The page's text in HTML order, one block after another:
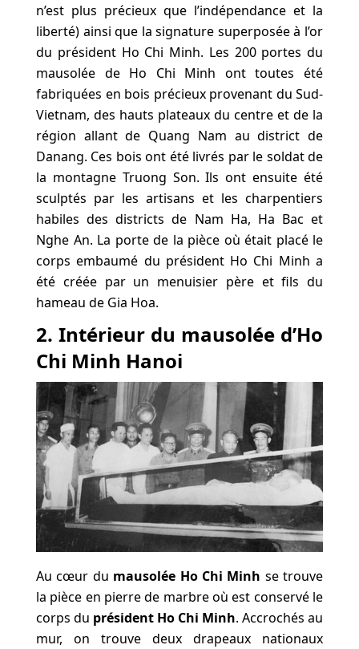
n’est plus précieux que l’indépendance et la
liberté) ainsi que la signature superposée à l’or
du président Ho Chi Minh. Les 200 portes du
mausolée de Ho Chi Minh ont toutes été
fabriquées en bois précieux provenant du Sud-
Vietnam, des hauts plateaux du centre et de la
région allant de Quang Nam au district de
Danang. Ces bois ont été livrés par le soldat de
la montagne Truong Son. Ils ont ensuite été
sculptés par les artisans et les charpentiers
habiles des districts de Nam Ha, Ha Bac et
Nghe An. La porte de la pièce où était placé le
corps embaumé du président Ho Chi Minh a
été créée par un menuisier père et fils du
hameau de Gia Hoa.
2. Intérieur du mausolée d’Ho
Chi Minh Hanoi
Au cœur du mausolée Ho Chi Minh se trouve
la pièce en pierre de marbre où est conservé le
corps du président Ho Chi Minh. Accrochés au
mur, on trouve deux drapeaux nationaux